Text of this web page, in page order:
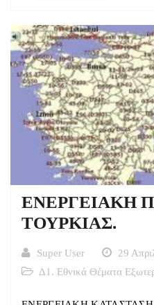
ΕΝΕΡΓΕΙΑΚΗ
ΤΟΥΡΚΙΑΣ.
Super User
29
Δ1. Εθνικά Θέματα